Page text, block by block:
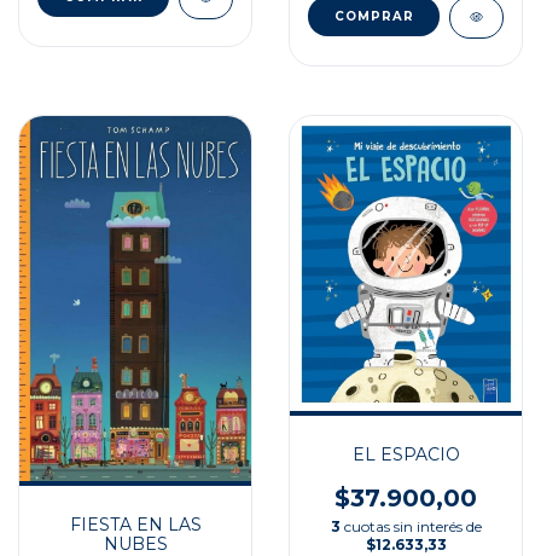
FIESTA EN LAS
NUBES
EL ESPACIO
$37.900,00
3 cuotas sin interés de
$12.633,33